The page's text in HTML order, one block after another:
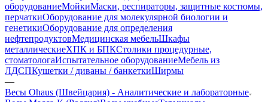
оборудованиеМойкиМаски, респираторы, защитные костюмы,
перчаткиОборудование для молекулярной биологии и
генетикиОборудование для определения
нефтепродуктовМедицинская мебельШкафы
металлическиеХПК и БПКСтолики процедурные,
стоматологаИспытательное оборудованиеМебель из
ЛДСПКушетки / диваны / банкеткиШирмы
—
Весы Ohaus (Швейцария) - Аналитические и лабораторные